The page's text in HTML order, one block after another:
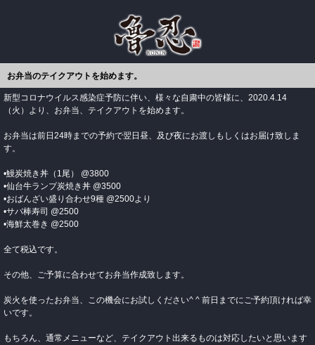
お弁当のテイクアウトを始めます。
新型コロナウイルス感染症予防に伴い、様々な自粛中の皆様に、2020.4.14
（火）より、お弁当、テイクアウトを始めます。
お弁当は前日24時までの予約で翌日昼、及び夜にお渡しもしくはお届け致しま
す。
•鰻炭焼き丼（1尾） @3800
•仙台牛ランプ炭焼き丼 @3500
•おばんざい盛り合わせ9種 @2500より
•サバ棒寿司 @2500
•海鮮太巻き @2500
全て税込です。
その他、ご予算に合わせてお弁当作成致します。
炭火を使ったお弁当、この機会にお試しください^ ^ 前日までにご予約頂ければ幸
いです。
もちろん、通常メニューなど、テイクアウト出来るものは対応したいと思います